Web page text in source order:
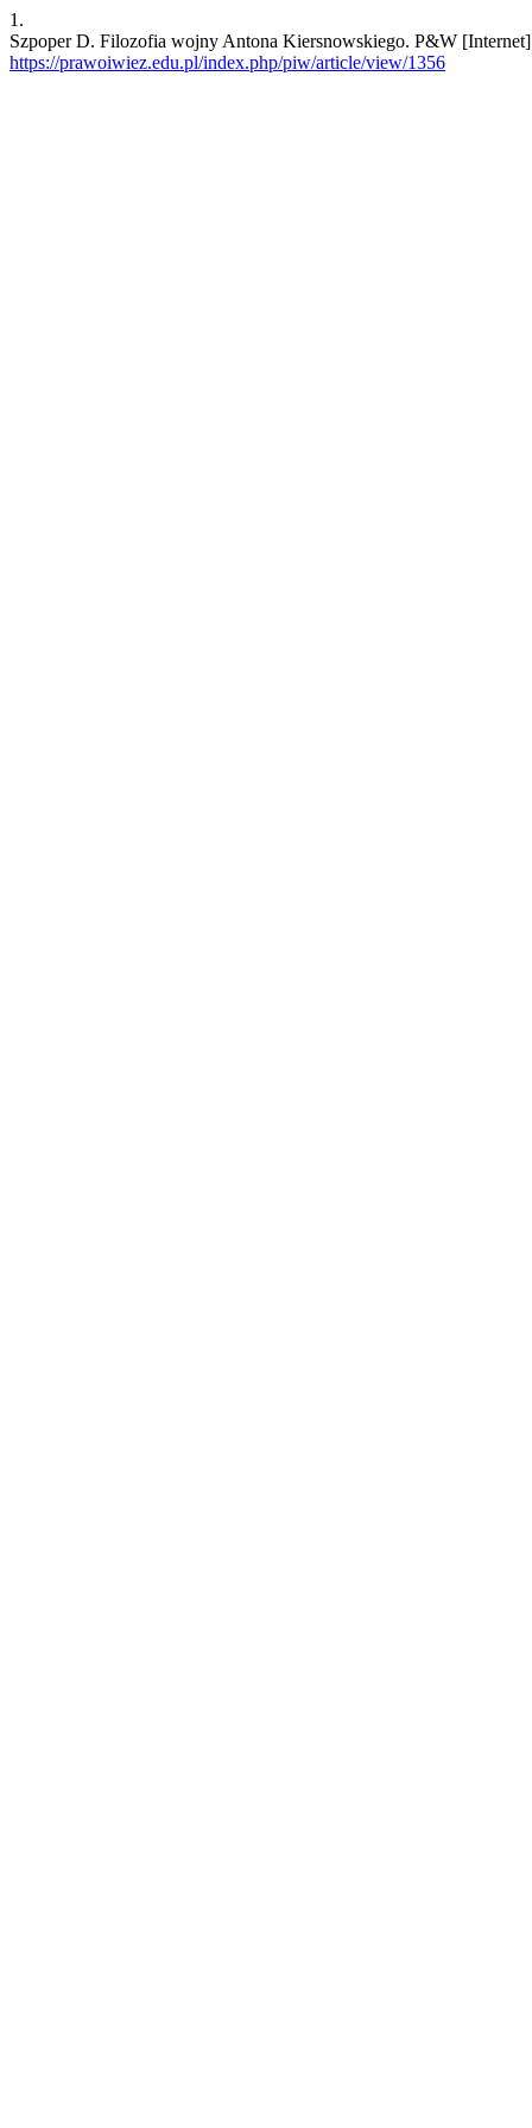
1.
Szpoper D. Filozofia wojny Antona Kiersnowskiego. P&W
https://prawoiwiez.edu.pl/index.php/piw/article/view/1356